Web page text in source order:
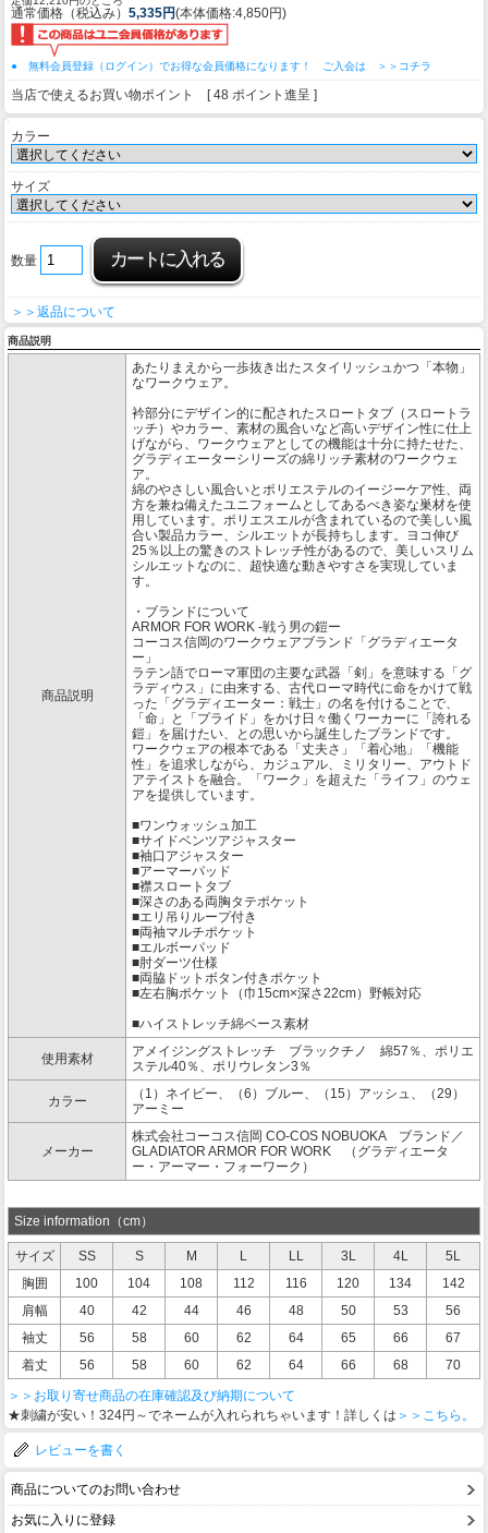
通常価格（税込み） 5,335円(本体価格:4,850円)
● 無料会員登録（ログイン）でお得な会員価格になります！ ご入会は ＞＞コチラ
当店で使えるお買い物ポイント [ 48 ポイント進呈 ]
カラー
サイズ
数量
＞＞返品について
商品説明
商品説明
あたりまえから一歩抜き出たスタイリッシュかつ「本物」
なワークウェア。
衿部分にデザイン的に配されたスロートタブ（スロートラ
ッチ）やカラー、素材の風合いなど高いデザイン性に仕上
げながら、ワークウェアとしての機能は十分に持たせた、
グラディエーターシリーズの綿リッチ素材のワークウェ
ア。
綿のやさしい風合いとポリエステルのイージーケア性、両
方を兼ね備えたユニフォームとしてあるべき姿な巣材を使
用しています。ポリエスエルが含まれているので美しい風
合い製品カラー、シルエットが長持ちします。ヨコ伸び
25％以上の驚きのストレッチ性があるので、美しいスリム
シルエットなのに、超快適な動きやすさを実現していま
す。
・ブランドについて
ARMOR FOR WORK -戦う男の鎧ー
コーコス信岡のワークウェアブランド「グラディエータ
ー」
ラテン語でローマ軍団の主要な武器「剣」を意味する「グ
ラディウス」に由来する、古代ローマ時代に命をかけて戦
った「グラディエーター：戦士」の名を付けることで、
「命」と「プライド」をかけ日々働くワーカーに「誇れる
鎧」を届けたい、との思いから誕生したブランドです。
ワークウェアの根本である「丈夫さ」「着心地」「機能
性」を追求しながら、カジュアル、ミリタリー、アウトド
アテイストを融合。「ワーク」を超えた「ライフ」のウェ
アを提供しています。
■ワンウォッシュ加工
■サイドベンツアジャスター
■袖口アジャスター
■アーマーパッド
■襟スロートタブ
■深さのある両胸タテポケット
■エリ吊りループ付き
■両袖マルチポケット
■エルボーパッド
■肘ダーツ仕様
■両脇ドットボタン付きポケット
■左右胸ポケット（巾15cm×深さ22cm）野帳対応
■ハイストレッチ綿ベース素材
使用素材
アメイジングストレッチ ブラックチノ 綿57％、ポリエ
ステル40％、ポリウレタン3％
カラー
（1）ネイビー、（6）ブルー、（15）アッシュ、（29）
アーミー
メーカー
株式会社コーコス信岡 CO-COS NOBUOKA ブランド／
GLADIATOR ARMOR FOR WORK （グラディエータ
ー・アーマー・フォーワーク）
Size information（cm）
サイズ SS S M L LL 3L 4L
5L
胸囲
100 104 108 112 116 120 134
142
肩幅
40 42 44 46 48 50 53
56
袖丈
56 58 60 62 64 65 66
67
着丈
56 58 60 62 64 66 68
70
＞＞お取り寄せ商品の在庫確認及び納期について
★刺繍が安い！324円～でネームが入れられちゃいます！詳しくは ＞＞こちら。
レビューを書く
商品についてのお問い合わせ
お気に入りに登録